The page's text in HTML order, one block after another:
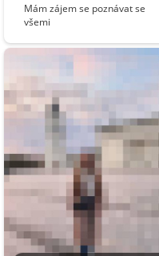
Mám zájem se poznávat se
všemi